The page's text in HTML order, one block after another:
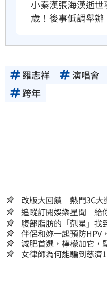
小秦漢張海漢逝世
歲！後事低調舉辦
羅志祥 演唱會
跨年
改版大回饋 熱門3C大
追蹤訂閱娛樂星聞 給
腹部脂肪的「剋星」找
囊，瘦出小蠻腰
伴侶和妳一起預防HPV
減肥首選，檸檬加它，
人生
女律師為何能騙到慈